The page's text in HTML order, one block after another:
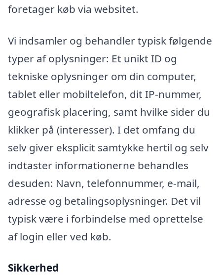
foretager køb via websitet.
Vi indsamler og behandler typisk følgende
typer af oplysninger: Et unikt ID og
tekniske oplysninger om din computer,
tablet eller mobiltelefon, dit IP-nummer,
geografisk placering, samt hvilke sider du
klikker på (interesser). I det omfang du
selv giver eksplicit samtykke hertil og selv
indtaster informationerne behandles
desuden: Navn, telefonnummer, e-mail,
adresse og betalingsoplysninger. Det vil
typisk være i forbindelse med oprettelse
af login eller ved køb.
Sikkerhed